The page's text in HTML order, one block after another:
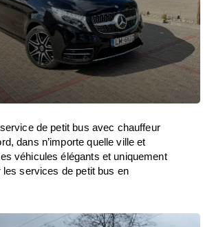
de petit bus avec chauffeur
dans n’importe quelle ville et
véhicules élégants et uniquement
les services de petit bus en